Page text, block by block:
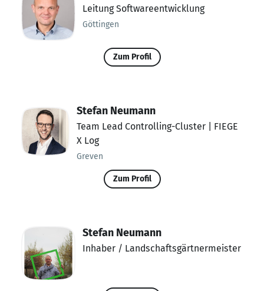
Leitung Softwareentwicklung
Göttingen
Zum Profil
Stefan Neumann
Team Lead Controlling-Cluster | FIEGE
X Log
Greven
Zum Profil
Stefan Neumann
Inhaber / Landschaftsgärtnermeister